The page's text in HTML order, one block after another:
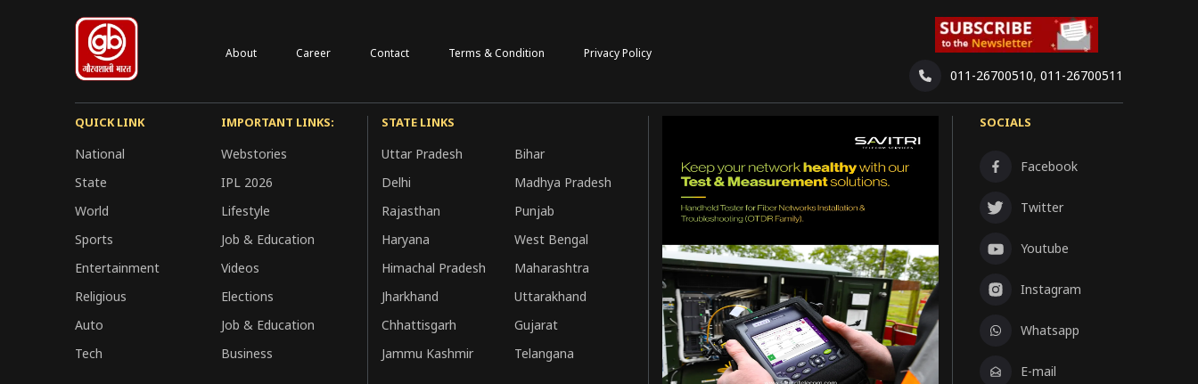
About Career Contact Terms & Condition Privacy Policy
011-26700510, 011-26700511
QUICK LINK
National
State
World
Sports
Entertainment
Religious
Auto
Tech
IMPORTANT LINKS:
Webstories
IPL 2026
Lifestyle
Job & Education
Videos
Elections
Job & Education
Business
STATE LINKS
Uttar Pradesh
Bihar
Delhi
Madhya Pradesh
Rajasthan
Punjab
Haryana
West Bengal
Himachal Pradesh
Maharashtra
Jharkhand
Uttarakhand
Chhattisgarh
Gujarat
Jammu Kashmir
Telangana
SOCIALS
Facebook
Twitter
Youtube
Instagram
Whatsapp
E-mail